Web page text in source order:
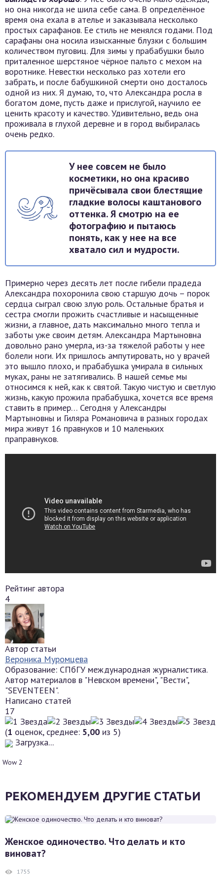
но она никогда не шила себе сама. В определённое
время она ехала в ателье и заказывала несколько
простых сарафанов. Ее стиль не менялся годами. Под
сарафаны она носила изысканные блузки с большим
количеством пуговиц. Для зимы у прабабушки было
приталенное шерстяное чёрное пальто с мехом на
воротнике. Невестки несколько раз хотели его
забрать, и после бабушкиной смерти оно досталось
одной из них. Я думаю, то, что Александра росла в
богатом доме, пусть даже и прислугой, научило ее
ценить красоту и качество. Удивительно, ведь она
проживала в глухой деревне и в город выбиралась
очень редко.
У нее совсем не было
косметики, но она красиво
причёсывала свои блестящие
гладкие волосы каштанового
оттенка. Я смотрю на ее
фотографию и пытаюсь
понять, как у нее на все
хватало сил и мудрости.
Примерно через десять лет после гибели прадеда
Александра похоронила свою старшую дочь – порок
сердца сыграл свою злую роль. Остальные братья и
сестра смогли прожить счастливые и насыщенные
жизни, а главное, дать максимально много тепла и
заботы уже своим детям. Александра Мартыновна
довольно рано умерла, из-за тяжелой работы у нее
болели ноги. Их пришлось ампутировать, но у врачей
это вышло плохо, и прабабушка умирала в сильных
муках, раны не затягивались. В нашей семье мы
относимся к ней, как к святой. Такую чистую и светлую
жизнь, какую прожила прабабушка, хочется все время
ставить в пример… Сегодня у Александры
Мартыновны и Гиляра Романовича в разных городах
мира живут 16 правнуков и 10 маленьких
праправнуков.
Рейтинг автора
4
Автор статьи
Вероника Муромцева
Образование: СПбГУ международная журналистика.
Автор материалов в "Невском времени", "Вести",
"SEVENTEEN".
Написано статей
17
(1 оценок, среднее: 5,00 из 5)
Загрузка...
Wow 2
РЕКОМЕНДУЕМ ДРУГИЕ СТАТЬИ
Женское одиночество. Что делать и кто
виноват?
1755